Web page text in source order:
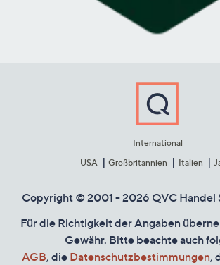
International
USA
Großbritannien Italien
Copyright © 2001 - 2026 QVC Handel
Für die Richtigkeit der Angaben
Gewähr. Bitte beachte auch
AGB, die Datenschutzbestimmungen,